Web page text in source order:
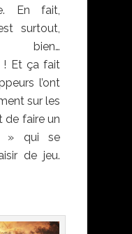
En fait,
surtout,
bien…
! Et ça fait
l’ont
sur les
de faire un
» qui se
de jeu.